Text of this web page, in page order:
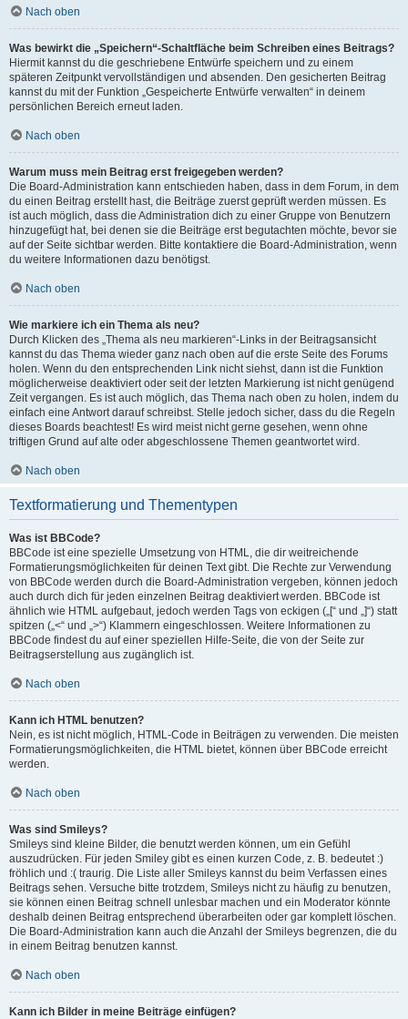
Nach oben
Was bewirkt die „Speichern“-Schaltfläche beim Schreiben eines Beitrags?
Hiermit kannst du die geschriebene Entwürfe speichern und zu einem
späteren Zeitpunkt vervollständigen und absenden. Den gesicherten Beitrag
kannst du mit der Funktion „Gespeicherte Entwürfe verwalten“ in deinem
persönlichen Bereich erneut laden.
Nach oben
Warum muss mein Beitrag erst freigegeben werden?
Die Board-Administration kann entschieden haben, dass in dem Forum, in dem
du einen Beitrag erstellt hast, die Beiträge zuerst geprüft werden müssen. Es
ist auch möglich, dass die Administration dich zu einer Gruppe von Benutzern
hinzugefügt hat, bei denen sie die Beiträge erst begutachten möchte, bevor sie
auf der Seite sichtbar werden. Bitte kontaktiere die Board-Administration, wenn
du weitere Informationen dazu benötigst.
Nach oben
Wie markiere ich ein Thema als neu?
Durch Klicken des „Thema als neu markieren“-Links in der Beitragsansicht
kannst du das Thema wieder ganz nach oben auf die erste Seite des Forums
holen. Wenn du den entsprechenden Link nicht siehst, dann ist die Funktion
möglicherweise deaktiviert oder seit der letzten Markierung ist nicht genügend
Zeit vergangen. Es ist auch möglich, das Thema nach oben zu holen, indem du
einfach eine Antwort darauf schreibst. Stelle jedoch sicher, dass du die Regeln
dieses Boards beachtest! Es wird meist nicht gerne gesehen, wenn ohne
triftigen Grund auf alte oder abgeschlossene Themen geantwortet wird.
Nach oben
Textformatierung und Thementypen
Was ist BBCode?
BBCode ist eine spezielle Umsetzung von HTML, die dir weitreichende
Formatierungsmöglichkeiten für deinen Text gibt. Die Rechte zur Verwendung
von BBCode werden durch die Board-Administration vergeben, können jedoch
auch durch dich für jeden einzelnen Beitrag deaktiviert werden. BBCode ist
ähnlich wie HTML aufgebaut, jedoch werden Tags von eckigen („[“ und „]“) statt
spitzen („<“ und „>“) Klammern eingeschlossen. Weitere Informationen zu
BBCode findest du auf einer speziellen Hilfe-Seite, die von der Seite zur
Beitragserstellung aus zugänglich ist.
Nach oben
Kann ich HTML benutzen?
Nein, es ist nicht möglich, HTML-Code in Beiträgen zu verwenden. Die meisten
Formatierungsmöglichkeiten, die HTML bietet, können über BBCode erreicht
werden.
Nach oben
Was sind Smileys?
Smileys sind kleine Bilder, die benutzt werden können, um ein Gefühl
auszudrücken. Für jeden Smiley gibt es einen kurzen Code, z. B. bedeutet :)
fröhlich und :( traurig. Die Liste aller Smileys kannst du beim Verfassen eines
Beitrags sehen. Versuche bitte trotzdem, Smileys nicht zu häufig zu benutzen,
sie können einen Beitrag schnell unlesbar machen und ein Moderator könnte
deshalb deinen Beitrag entsprechend überarbeiten oder gar komplett löschen.
Die Board-Administration kann auch die Anzahl der Smileys begrenzen, die du
in einem Beitrag benutzen kannst.
Nach oben
Kann ich Bilder in meine Beiträge einfügen?